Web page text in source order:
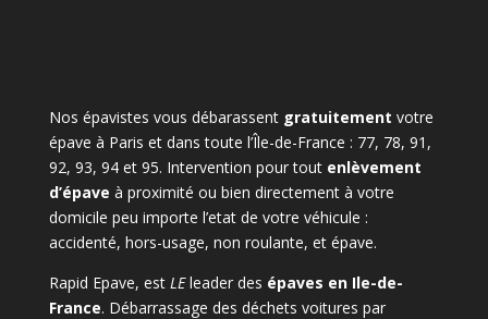
Nos épavistes vous débarassent gratuitement votre
épave à Paris et dans toute l’Île-de-France : 77, 78, 91,
92, 93, 94 et 95. Intervention pour tout enlèvement
d’épave à proximité ou bien directement à votre
domicile peu importe l’etat de votre véhicule :
accidenté, hors-usage, non roulante, et épave.
Rapid Epave, est LEleader des épaves en Ile-de-
France. Débarrassage des déchets voitures par